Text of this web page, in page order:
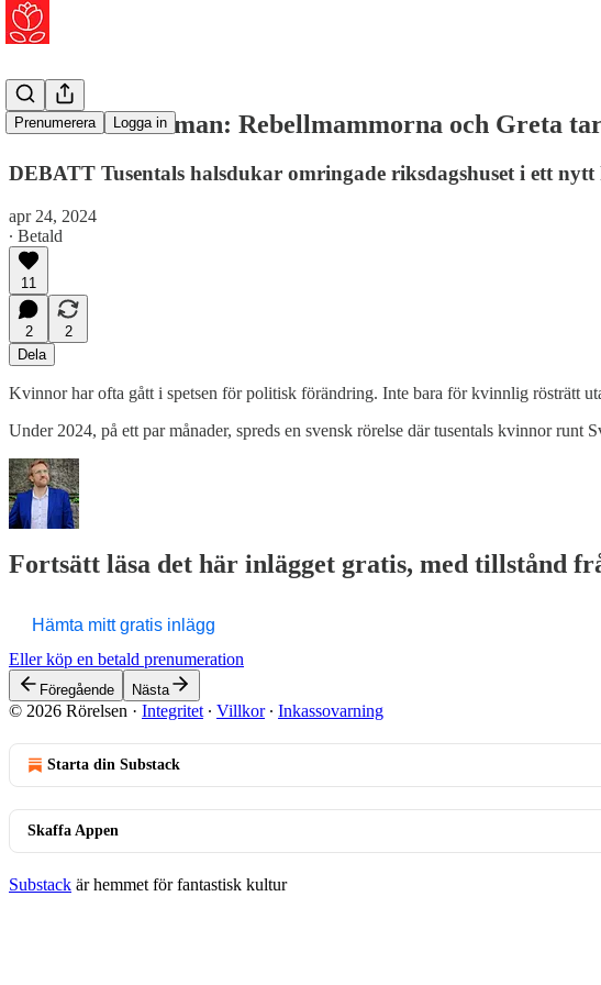
Prenumerera Logga in
Karnerud/Norman: Rebellmammorna och Greta
DEBATT Tusentals halsdukar omringade riksdagshuset i ett
apr 24, 2024
∙ Betald
11
2
2
Dela
Kvinnor har ofta gått i spetsen för politisk förändring. Inte bara för kvinnlig rösträtt
Under 2024, på ett par månader, spreds en svensk rörelse där tusentals kvinnor
Fortsätt läsa det här inlägget gratis, med tillstånd
Hämta mitt gratis inlägg
Eller köp en betald prenumeration
Föregående Nästa
© 2026 Rörelsen · Integritet ∙ Villkor∙ Inkassovarning
Starta din Substack
Skaffa Appen
Substack är hemmet för fantastisk kultur